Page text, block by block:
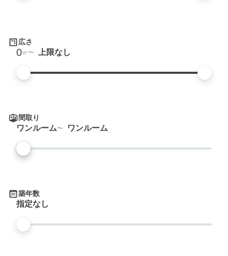
広さ
0㎡ 上限なし
間取り
ワンルーム ワンルーム
築年数
指定なし